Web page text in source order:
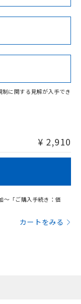
Cr(VI)
ます。
No
/適合状況ページへ
らご検索ください
に関する見解が入手でき
¥ 2,910
～「ご購入手続き：価
カートをみる